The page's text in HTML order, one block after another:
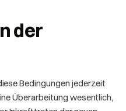
der
Bedingungen jederzeit
Überarbeitung wesentlich,